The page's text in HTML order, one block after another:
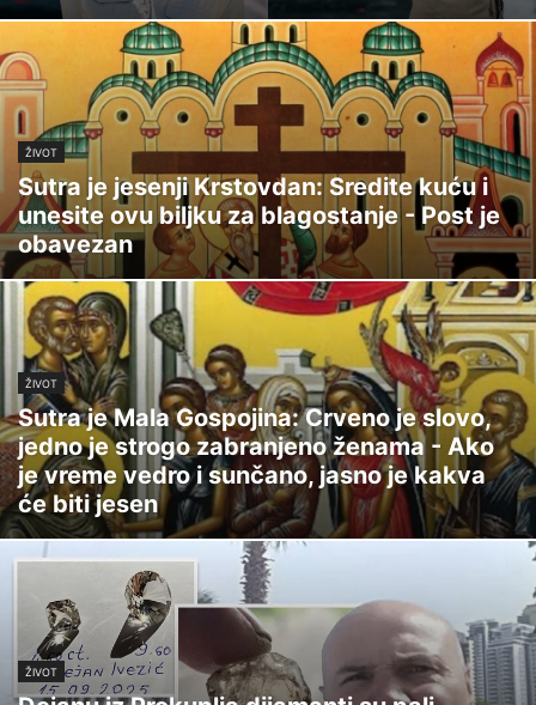
ŽIVOT
Sutra je jesenji Krstovdan: Sredite kuću i
unesite ovu biljku za blagostanje - Post je
obavezan
ŽIVOT
Sutra je Mala Gospojina: Crveno je slovo,
jedno je strogo zabranjeno ženama - Ako
je vreme vedro i sunčano, jasno je kakva
će biti jesen
ŽIVOT